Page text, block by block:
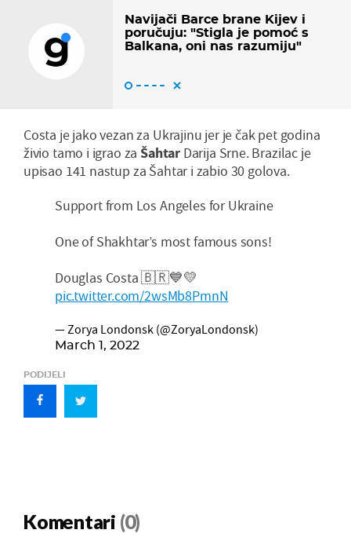
Navijači Barce brane Kijev i
poručuju: "Stigla je pomoć s
Balkana, oni nas razumiju"
Costa je jako vezan za Ukrajinu jer je čak pet godina
živio tamo i igrao za ŠahtarDarija Srne. Brazilac je
upisao 141 nastup za Šahtar i zabio 30 golova.
Support from Los Angeles for Ukraine
One of Shakhtar’s most famous sons!
Douglas Costa 🇧🇷💙💛
pic.twitter.com/2wsMb8PmnN
— Zorya Londonsk (@ZoryaLondonsk)
March 1, 2022
PODIJELI
Komentari (0)